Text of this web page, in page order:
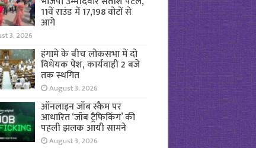
11वें राउंड में 17,198 वोटों से
आगे
3, 2026
हंगामे के बीच लोकसभा में दो
विधेयक पेश, कार्यवाही 2 बजे
तक स्थगित
August 3, 2026
ऑनलाइन जॉब स्कैम पर
आधारित ‘जॉब ट्रैफिकिंग’ की
पहली झलक आयी सामने
August 3, 2026